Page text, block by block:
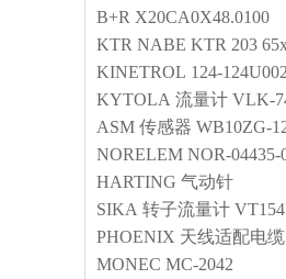
B+R X20CA0X48.0100
KTR NABE KTR 203
KINETROL 124-
KYTOLA 流量计 VLK-
ASM 传感器 WB10ZG-
NORELEM NOR-04435-
HARTING 气动针
SIKA 转子流量计
PHOENIX 天线适配电缆
MONEC MC-2042